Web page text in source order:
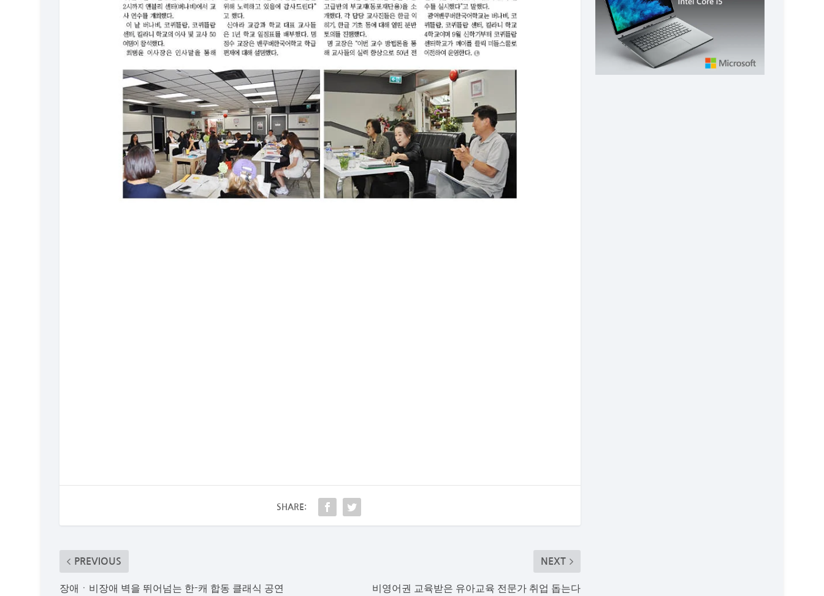
SHARE:
PREVIOUS
장애ㆍ비장애 벽을 뛰어넘는 한-캐 합동 클래식 공연
NEXT
비영어권 교육받은 유아교육 전문가 취업 돕는다